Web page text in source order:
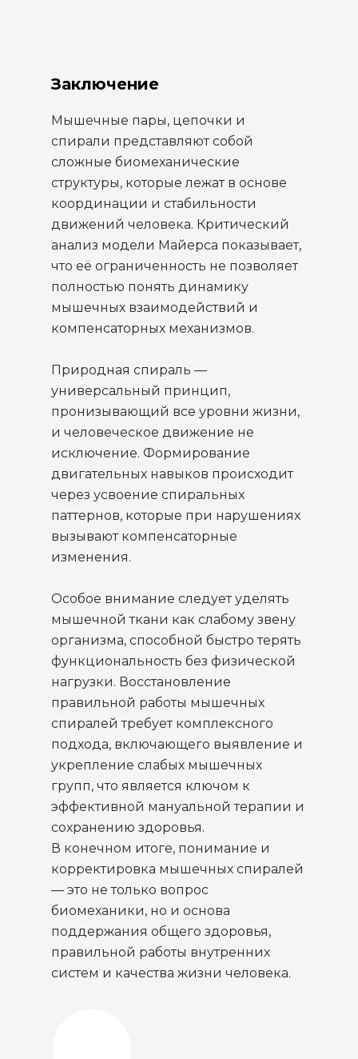
Мышечные пары, цепочки и
спирали представляют собой
сложные биомеханические
структуры, которые лежат в основе
координации и стабильности
движений человека. Критический
анализ модели Майерса показывает,
что её ограниченность не позволяет
полностью понять динамику
мышечных взаимодействий и
компенсаторных механизмов.
Природная спираль —
универсальный принцип,
пронизывающий все уровни жизни,
и человеческое движение не
исключение. Формирование
двигательных навыков происходит
через усвоение спиральных
паттернов, которые при нарушениях
вызывают компенсаторные
изменения.
Особое внимание следует уделять
мышечной ткани как слабому звену
организма, способной быстро терять
функциональность без физической
нагрузки. Восстановление
правильной работы мышечных
спиралей требует комплексного
подхода, включающего выявление и
укрепление слабых мышечных
групп, что является ключом к
эффективной мануальной терапии и
сохранению здоровья.
В конечном итоге, понимание и
корректировка мышечных спиралей
— это не только вопрос
биомеханики, но и основа
поддержания общего здоровья,
правильной работы внутренних
систем и качества жизни человека.
Заключение